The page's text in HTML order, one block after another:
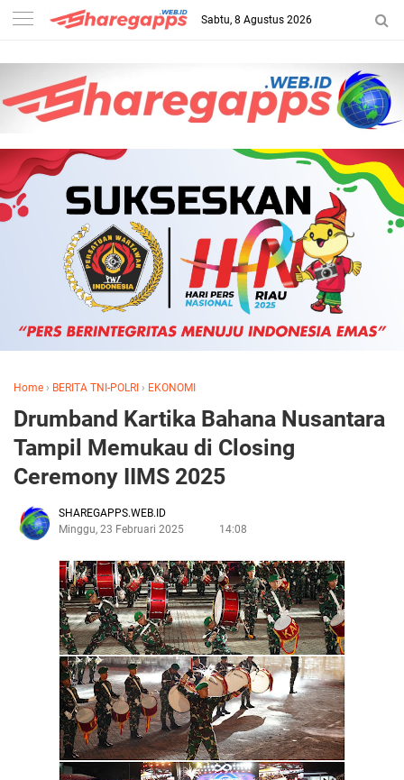
Sabtu, 8 Agustus 2026
Home › BERITA TNI-POLRI › EKONOMI
Drumband Kartika Bahana Nusantara
Tampil Memukau di Closing
Ceremony IIMS 2025
SHAREGAPPS.WEB.ID
Minggu, 23 Februari 2025
14:08